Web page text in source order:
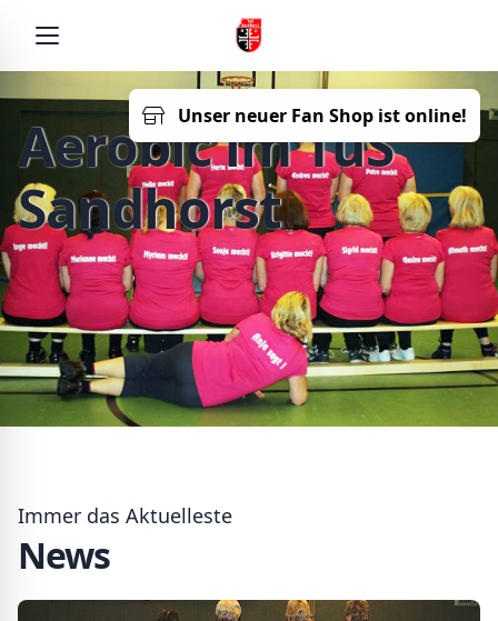
Unser neuer Fan Shop ist online!
Aerobic im TuS
Sandhorst
Immer das Aktuelleste
News